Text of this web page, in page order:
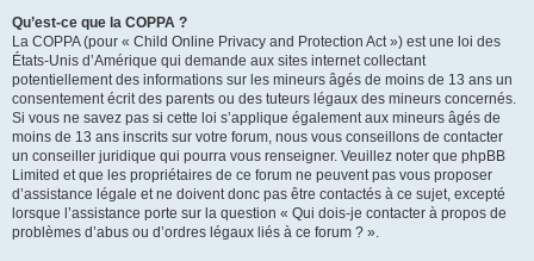
Qu’est-ce que la COPPA ?
La COPPA (pour « Child Online Privacy and Protection Act ») est une loi des
États-Unis d’Amérique qui demande aux sites internet collectant
potentiellement des informations sur les mineurs âgés de moins de 13 ans un
consentement écrit des parents ou des tuteurs légaux des mineurs concernés.
Si vous ne savez pas si cette loi s’applique également aux mineurs âgés de
moins de 13 ans inscrits sur votre forum, nous vous conseillons de contacter
un conseiller juridique qui pourra vous renseigner. Veuillez noter que phpBB
Limited et que les propriétaires de ce forum ne peuvent pas vous proposer
d’assistance légale et ne doivent donc pas être contactés à ce sujet, excepté
lorsque l’assistance porte sur la question « Qui dois-je contacter à propos de
problèmes d’abus ou d’ordres légaux liés à ce forum ? ».